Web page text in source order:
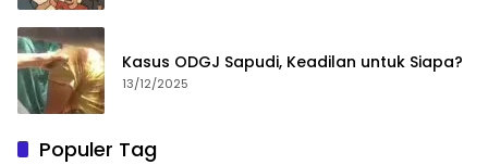
Kasus ODGJ Sapudi, Keadilan untuk Siapa?
13/12/2025
Populer Tag